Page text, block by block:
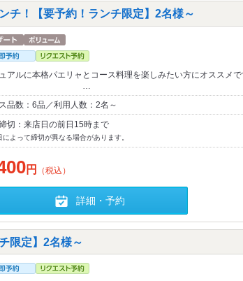
チ！【要予約！ランチ限定】2名様～
アルに本格パエリャとコース料理を楽しみたい方にオ
品数：6品／利用人数：2名～
切：来店日の前日15時まで
よって締切が異なる場合があります。
円 （税込）
詳細・予約
限定】2名様～